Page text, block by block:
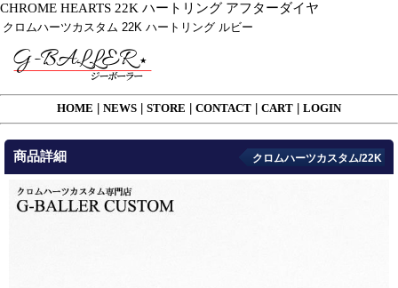
CHROME HEARTS 22K ハートリング アフターダイヤ
クロムハーツカスタム 22K ハートリング ルビー
HOME NEWS STORE CONTACT CART LOGIN
商品詳細 クロムハーツカスタム/22K